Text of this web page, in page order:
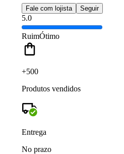
Fale com lojista Seguir
5.0
RuimÓtimo
+500
Produtos vendidos
Entrega
No prazo